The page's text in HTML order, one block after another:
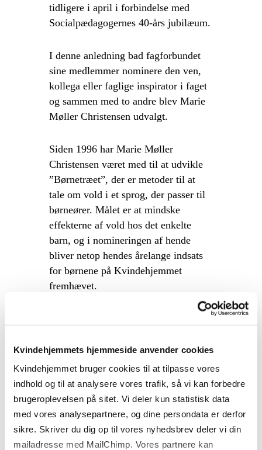
Kvindehjemmets hjemmeside anvender cookies
Kvindehjemmet bruger cookies til at tilpasse vores
indhold og til at analysere vores trafik, så vi kan forbedre
brugeroplevelsen på sitet. Vi deler kun statistisk data
med vores analysepartnere, og dine persondata er derfor
sikre. Skriver du dig op til vores nyhedsbrev deler vi din
mailadresse med MailChimp. Vores partnere kan
tidligere i april i forbindelse med
Socialpædagogernes 40-års jubilæum.
I denne anledning bad fagforbundet
sine medlemmer nominere den ven,
kollega eller faglige inspirator i faget
og sammen med to andre blev Marie
Møller Christensen udvalgt.
Siden 1996 har Marie Møller
Christensen været med til at udvikle
”Børnetræet”, der er metoder til at
tale om vold i et sprog, der passer til
børneører. Målet er at mindske
effekterne af vold hos det enkelte
barn, og i nomineringen af hende
bliver netop hendes årelange indsats
for børnene på Kvindehjemmet
fremhævet.
tilbud til børn og mødre, har foruden
Marie Møller Christensen yderligere
to pædagoger ansat, og i samtalerne
med børnene lægger de vægt på at
skabe et trygt rum, hvor børnenes ord
og tanker kan komme frem.